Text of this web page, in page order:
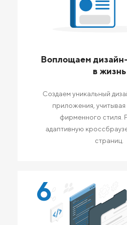
Воплощаем
в жизнь
Создаем уникальный
приложения,
фирменного стиля.
адаптивную
страниц.
6